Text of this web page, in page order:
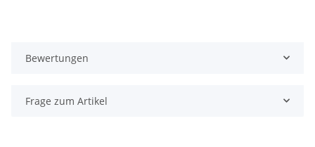
Bewertungen
Frage zum Artikel